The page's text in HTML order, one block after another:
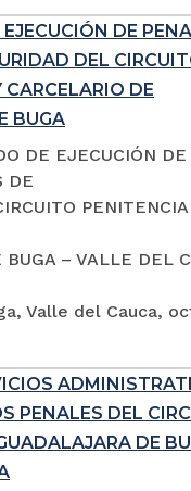
DE
DEL
DE
BUGA
DE EJECUCIÓN DE
DE
BUGA – VALLE DEL
Valle del Cauca,
PENALES DEL
DE